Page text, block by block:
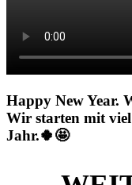
Happy New Year.
Wir starten mit
Jahr.🍀🤩